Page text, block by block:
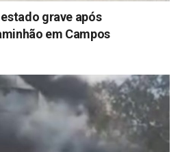
grave após
em Campos